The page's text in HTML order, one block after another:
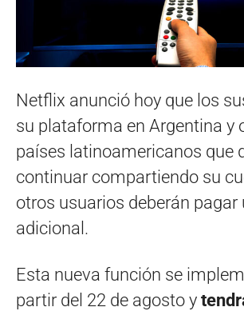
Netflix anunció hoy que los
su plataforma en Argentina y
países latinoamericanos que
continuar compartiendo su
otros usuarios deberán pagar
adicional.
Esta nueva función se
partir del 22 de agosto y